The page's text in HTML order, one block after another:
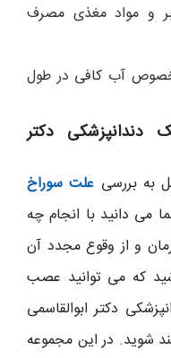
و مواد مغذی مصرف
آب کافی در طول
دکتر
به بررسی علت سوراخ
می دانید با انجام چه
و از وقوع مجدد آن
که می توانید عصب
دکتر ابوالقاسمی
شوید. در این مجموعه